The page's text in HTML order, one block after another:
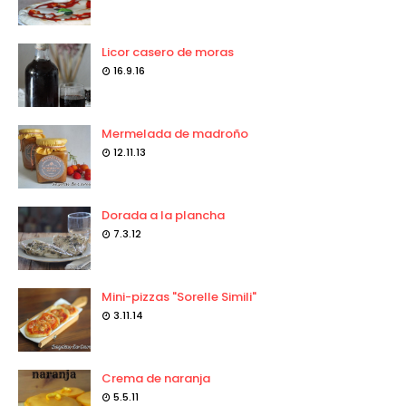
Licor casero de moras
16.9.16
Mermelada de madroño
12.11.13
Dorada a la plancha
7.3.12
Mini-pizzas "Sorelle Simili"
3.11.14
Crema de naranja
5.5.11